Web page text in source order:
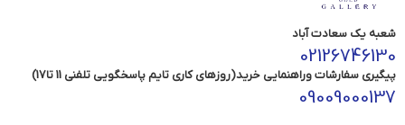
شعبه یک سعادت آباد
02126746130
پیگیری سفارشات وراهنمایی خرید(روزهای کاری تایم پاسخگویی تلفنی 11 تا17)
09009000137